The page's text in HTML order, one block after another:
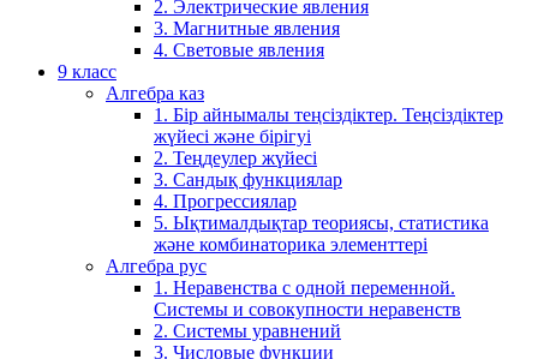
2. Электрические явления
3. Магнитные явления
4. Световые явления
9 класс
Алгебра каз
1. Бір айнымалы теңсіздіктер. Теңсіздіктер
жүйесі және бірігуі
2. Теңдеулер жүйесі
3. Сандық функциялар
4. Прогрессиялар
5. Ықтималдықтар теориясы, статистика
және комбинаторика элементтері
Алгебра рус
1. Неравенства с одной переменной.
Системы и совокупности неравенств
2. Системы уравнений
3. Числовые функции